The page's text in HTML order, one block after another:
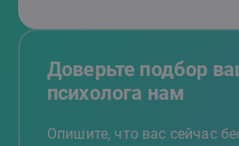
Доверьте подбор
психолога нам
Опишите, что вас сейчас